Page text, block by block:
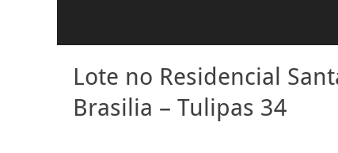
Lote no Residencial
Brasilia – Tulipas 34